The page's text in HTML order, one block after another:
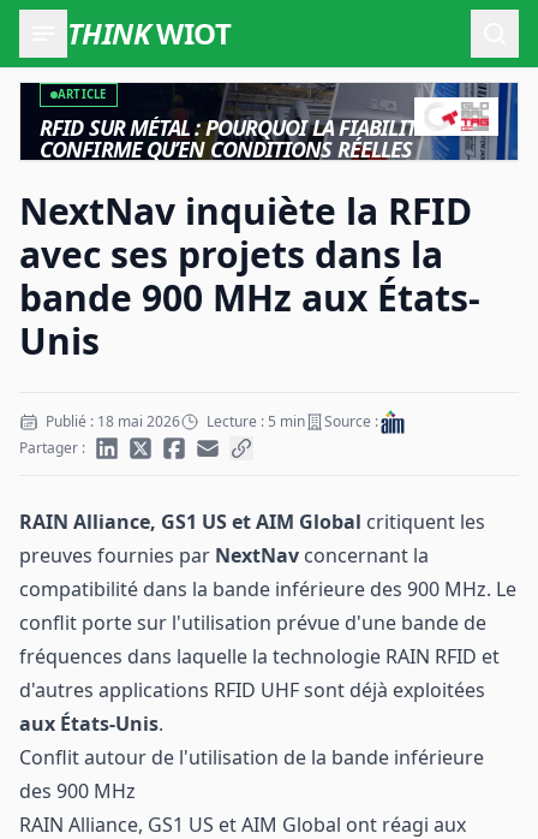
THINKWIOT
ARTICLE
RFID SUR MÉTAL : POURQUOI LA FIABILITÉ NE SE
CONFIRME QU’EN CONDITIONS RÉELLES
NextNav inquiète la RFID
avec ses projets dans la
bande 900 MHz aux États-
Unis
Publié : 18 mai 2026 Lecture : 5 min
Source :
Partager :
RAIN Alliance, GS1 US et AIM Global critiquent les
preuves fournies par NextNav concernant la
compatibilité dans la bande inférieure des 900 MHz. Le
conflit porte sur l'utilisation prévue d'une bande de
fréquences dans laquelle la technologie RAIN RFID et
d'autres applications RFID UHF sont déjà exploitées
aux États-Unis.
Conflit autour de l'utilisation de la bande inférieure
des 900 MHz
RAIN Alliance, GS1 US et AIM Global ont réagi aux